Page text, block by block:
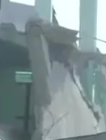
पढ़ें
थे और
था, तब
एयरपोर्ट से